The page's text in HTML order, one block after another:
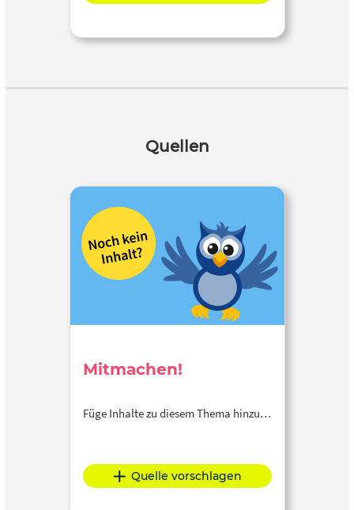
Quellen
Mitmachen!
Füge Inhalte zu diesem Thema hinzu…
Quelle vorschlagen